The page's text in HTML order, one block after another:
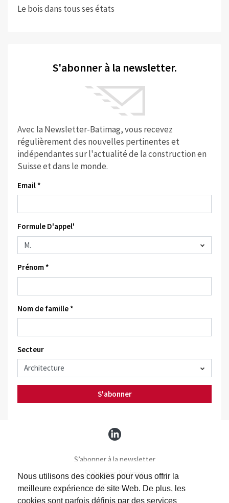
Nous utilisons des cookies pour vous offrir la
meilleure expérience de site Web. De plus, les
cookies sont parfois définis par des services
Le bois dans tous ses états
S'abonner à la newsletter.
Avec la Newsletter-Batimag, vous recevez
régulièrement des nouvelles pertinentes et
indépendantes sur l'actualité de la construction en
Suisse et dans le monde.
Email *
Formule D'appel'
Prénom *
Nom de famille *
Secteur
S'abonner
S’abonner à la newsletter
S’abonner Batimag
Contact
Impressum